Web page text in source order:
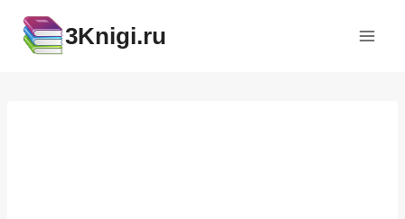
содержимому
3Knigi.ru